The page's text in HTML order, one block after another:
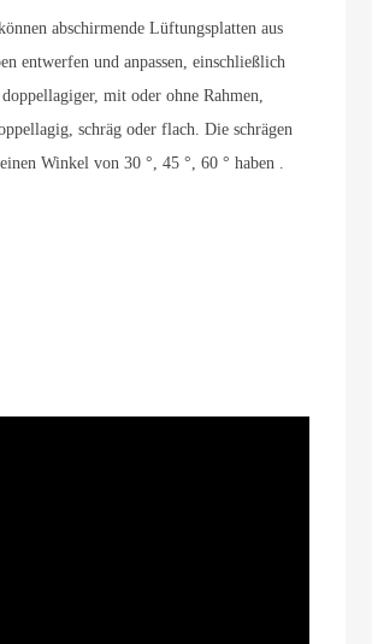
abschirmende Lüftungsplatten aus
entwerfen und anpassen, einschließlich
mit oder ohne Rahmen,
schräg oder flach. Die schrägen
Winkel von 30 °, 45 °, 60 ° haben .